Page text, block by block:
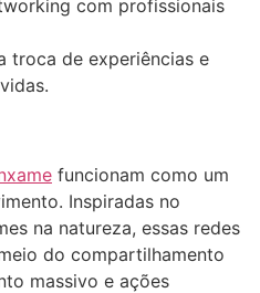
com profissionais
troca de experiências e
funcionam como um
Inspiradas no
na natureza, essas redes
do compartilhamento
massivo e ações